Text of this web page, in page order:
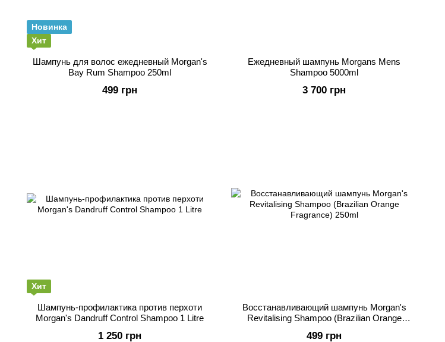
Новинка
Хит
Шампунь для волос ежедневный Morgan's
Bay Rum Shampoo 250ml
499 грн
Ежедневный шампунь Morgans Mens
Shampoo 5000ml
3 700 грн
Хит
Шампунь-профилактика против перхоти
Morgan's Dandruff Control Shampoo 1 Litre
1 250 грн
Восстанавливающий шампунь Morgan's
Revitalising Shampoo (Brazilian Orange
499 грн